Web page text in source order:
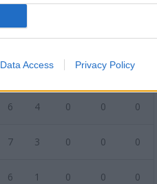
Data Access Privacy Policy
AZ RIG PUN ANG CDF
7 5 0 0 0
8 3 0
6 4 0 0 0
7 3 0 0 0
6 1 0 0 0